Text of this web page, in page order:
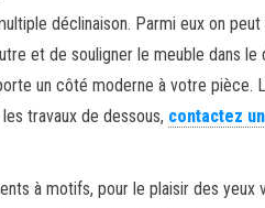
déclinaison. Parmi eux on
et de souligner le meuble dans
un côté moderne à votre pièce.
travaux de dessous, contactez
à motifs, pour le plaisir des